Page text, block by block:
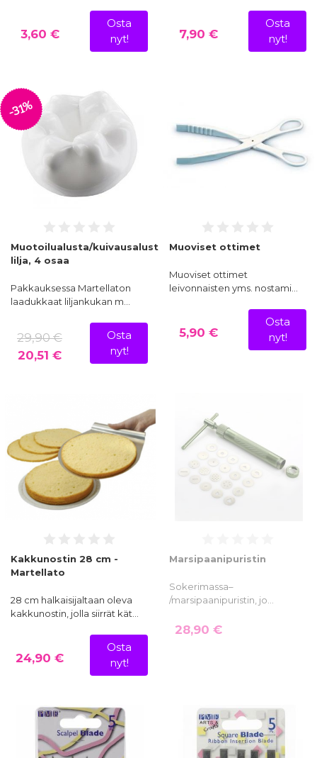
3,60 €
Osta
nyt!
7,90 €
Osta
nyt!
-31%
Muotoilualusta/kuivausalusta
lilja, 4 osaa
Pakkauksessa Martellaton
laadukkaat liljankukan m…
29,90 €
20,51 €
Osta
nyt!
Muoviset ottimet
Muoviset ottimet
leivonnaisten yms. nostami…
5,90 €
Osta
nyt!
Kakkunostin 28 cm -
Martellato
28 cm halkaisijaltaan oleva
kakkunostin, jolla siirrät kät…
24,90 €
Osta
nyt!
Marsipaanipuristin
Sokerimassa–
/marsipaanipuristin, jo…
28,90 €